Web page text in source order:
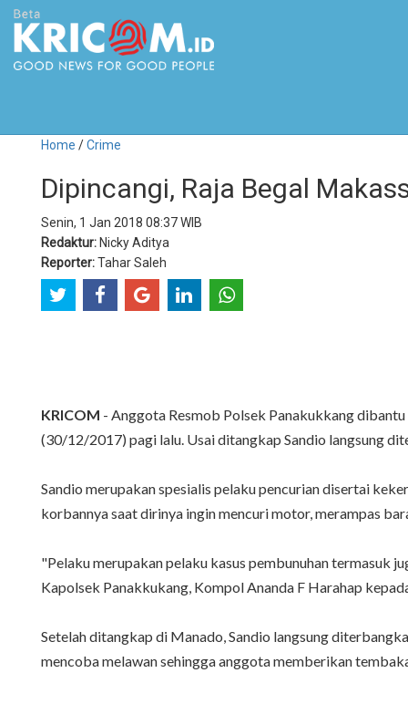
Home /Crime
Dipincangi, Raja Begal
Senin, 1 Jan 2018 08:37 WIB
Redaktur: Nicky Aditya
Reporter:Tahar Saleh
KRICOM - Anggota Resmob Polsek Panakukkang
(30/12/2017) pagi lalu. Usai ditangkap Sandio langsung
Sandio merupakan spesialis pelaku pencurian disertai
korbannya saat dirinya ingin mencuri motor, merampas
"Pelaku merupakan pelaku kasus pembunuhan termasuk
Kapolsek Panakkukang, Kompol Ananda F Harahap
Setelah ditangkap di Manado, Sandio langsung
mencoba melawan sehingga anggota memberikan